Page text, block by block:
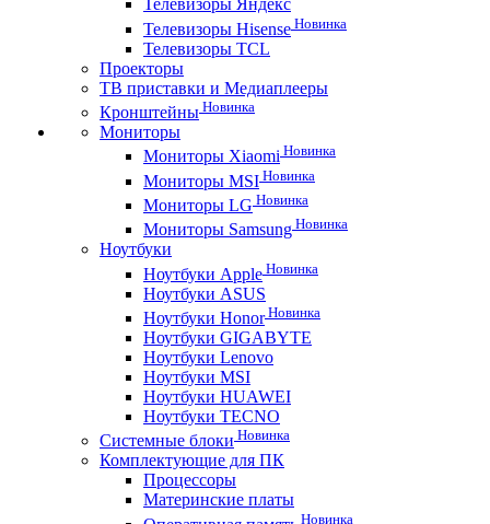
Телевизоры Яндекс
Телевизоры Hisense Новинка
Телевизоры TCL
Проекторы
ТВ приставки и Медиаплееры
Кронштейны Новинка
Мониторы
Мониторы Xiaomi Новинка
Мониторы MSI Новинка
Мониторы LG Новинка
Мониторы Samsung Новинка
Ноутбуки
Ноутбуки Apple Новинка
Ноутбуки ASUS
Ноутбуки HonorНовинка
Ноутбуки GIGABYTE
Ноутбуки Lenovo
Ноутбуки MSI
Ноутбуки HUAWEI
Ноутбуки TECNO
Системные блоки Новинка
Комплектующие для ПК
Процессоры
Материнские платы
Новинка